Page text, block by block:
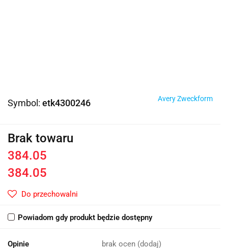
Symbol: etk4300246 Avery Zweckform
Brak towaru
384.05
384.05
Do przechowalni
Powiadom gdy produkt będzie dostępny
Opinie brak ocen (dodaj)